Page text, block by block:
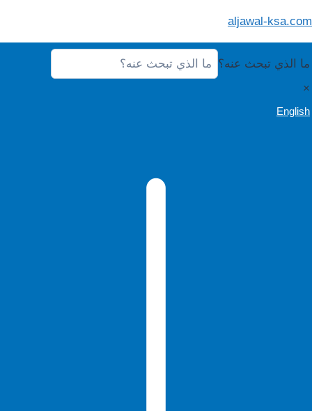
إلى
المحتوى
aljawal-ksa.com
ما الذي تبحث عنه؟
×
English